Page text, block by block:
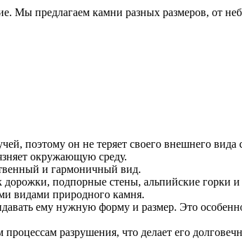
Мы предлагаем камни разных размеров, от
поэтому он не теряет своего внешнего вида
окружающую среду.
и гармоничный вид.
дорожки, подпорные стены, альпийские горки и
видами природного камня.
ему нужную форму и размер. Это
разрушения, что делает его